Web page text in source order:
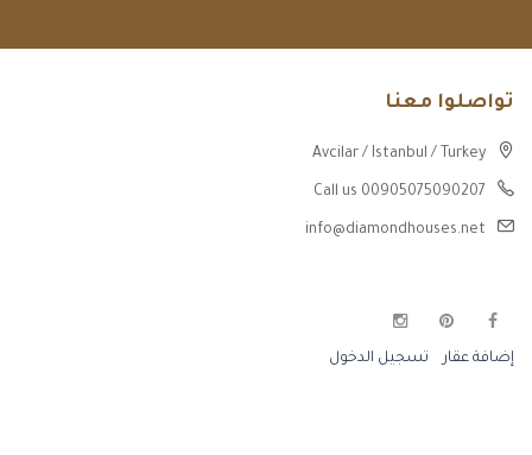
تواصلوا معنا
Avcilar / Istanbul / Turkey
Call us 00905075090207
info@diamondhouses.net
إضافة عقار تسجيل الدخول